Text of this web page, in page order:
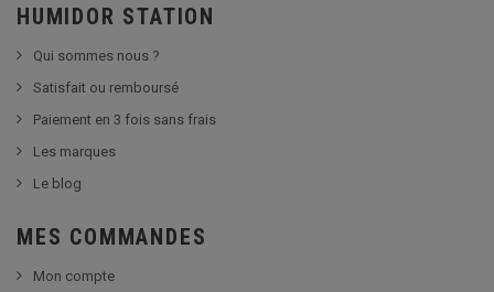
HUMIDOR STATION
Qui sommes nous ?
Satisfait ou remboursé
Paiement en 3 fois sans frais
Les marques
Le blog
MES COMMANDES
Mon compte